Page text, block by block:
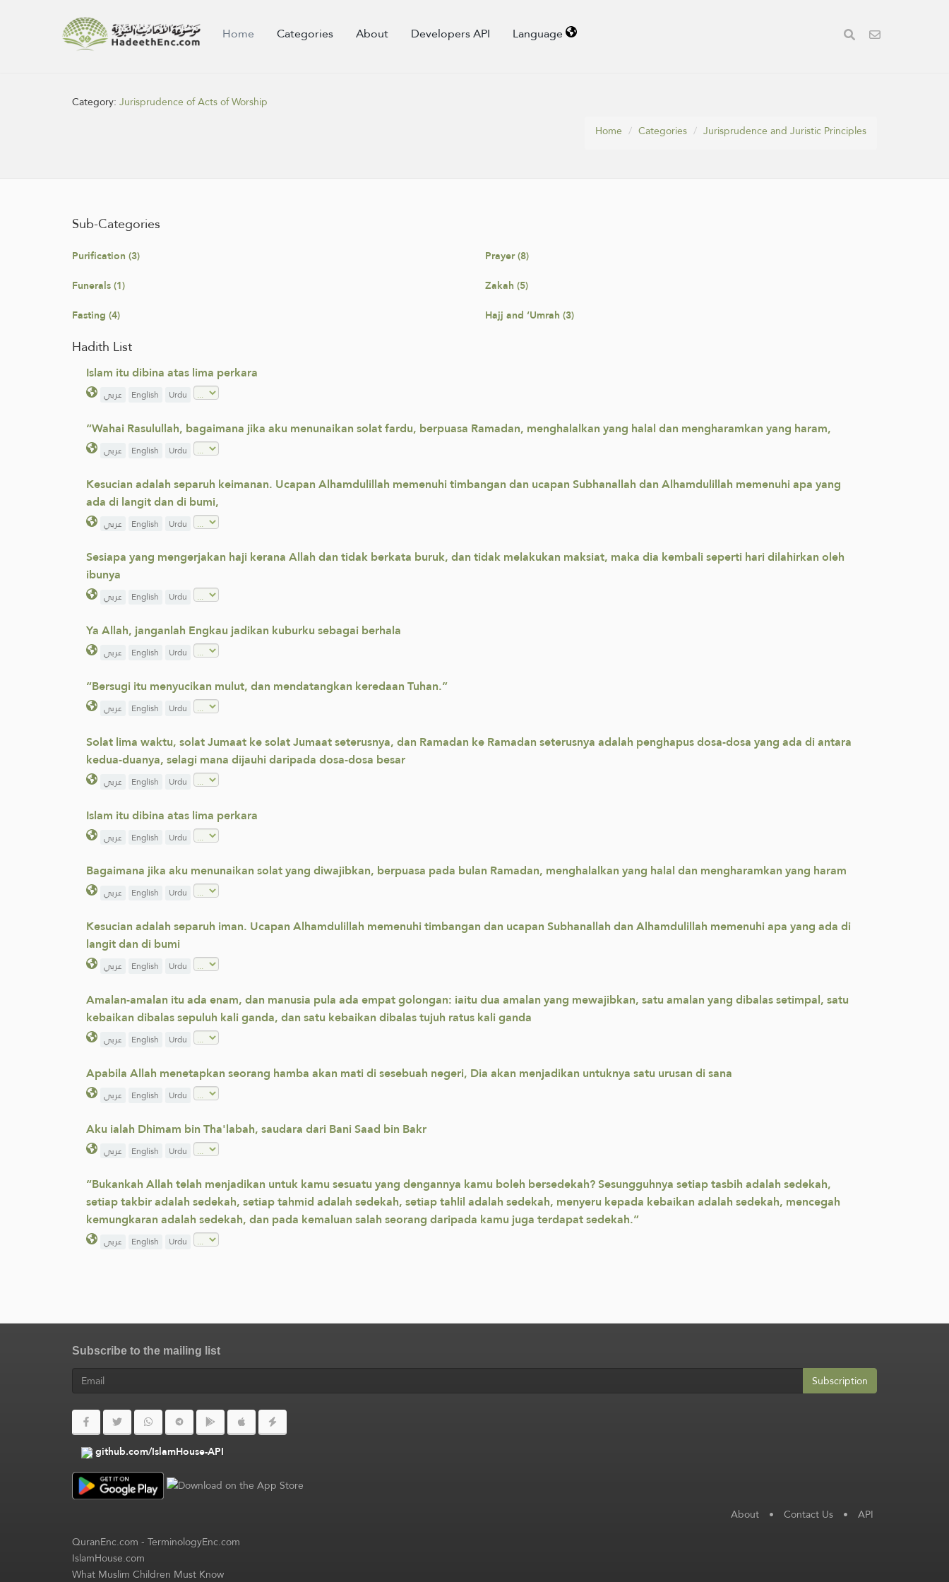
Home Categories About Developers API Language
Category:Jurisprudence of Acts of Worship
Home
Categories Jurisprudence and Juristic Principles
Sub-Categories
Purification (3)
Prayer (8)
Funerals (1)
Zakah (5)
Fasting (4)
Hajj and ‘Umrah (3)
Hadith List
Islam itu dibina atas lima perkara
عربي English Urdu
“Wahai Rasulullah, bagaimana jika aku menunaikan solat fardu, berpuasa Ramadan, menghalalkan yang halal dan mengharamkan yang haram,
عربي English Urdu
Kesucian adalah separuh keimanan. Ucapan Alhamdulillah memenuhi timbangan dan ucapan Subhanallah dan Alhamdulillah memenuhi apa yang
ada di langit dan di bumi,
عربي English Urdu
Sesiapa yang mengerjakan haji kerana Allah dan tidak berkata buruk, dan tidak melakukan maksiat, maka dia kembali seperti hari dilahirkan oleh
ibunya
عربي English Urdu
Ya Allah, janganlah Engkau jadikan kuburku sebagai berhala
عربي English Urdu
“Bersugi itu menyucikan mulut, dan mendatangkan keredaan Tuhan.”
عربي English Urdu
Solat lima waktu, solat Jumaat ke solat Jumaat seterusnya, dan Ramadan ke Ramadan seterusnya adalah penghapus dosa-dosa yang ada di antara
kedua-duanya, selagi mana dijauhi daripada dosa-dosa besar
عربي English Urdu
Islam itu dibina atas lima perkara
عربي English Urdu
Bagaimana jika aku menunaikan solat yang diwajibkan, berpuasa pada bulan Ramadan, menghalalkan yang halal dan mengharamkan yang haram
عربي English Urdu
Kesucian adalah separuh iman. Ucapan Alhamdulillah memenuhi timbangan dan ucapan Subhanallah dan Alhamdulillah memenuhi apa yang ada di
langit dan di bumi
عربي English Urdu
Amalan-amalan itu ada enam, dan manusia pula ada empat golongan: iaitu dua amalan yang mewajibkan, satu amalan yang dibalas setimpal, satu
kebaikan dibalas sepuluh kali ganda, dan satu kebaikan dibalas tujuh ratus kali ganda
عربي English Urdu
Apabila Allah menetapkan seorang hamba akan mati di sesebuah negeri, Dia akan menjadikan untuknya satu urusan di sana
عربي English Urdu
Aku ialah Dhimam bin Tha'labah, saudara dari Bani Saad bin Bakr
عربي English Urdu
“Bukankah Allah telah menjadikan untuk kamu sesuatu yang dengannya kamu boleh bersedekah? Sesungguhnya setiap tasbih adalah sedekah,
setiap takbir adalah sedekah, setiap tahmid adalah sedekah, setiap tahlil adalah sedekah, menyeru kepada kebaikan adalah sedekah, mencegah
kemungkaran adalah sedekah, dan pada kemaluan salah seorang daripada kamu juga terdapat sedekah.”
عربي English Urdu
Subscribe to the mailing list
Subscription
github.com/IslamHouse-API
About • Contact Us • API
QuranEnc.com-TerminologyEnc.com
IslamHouse.com
What Muslim Children Must Know